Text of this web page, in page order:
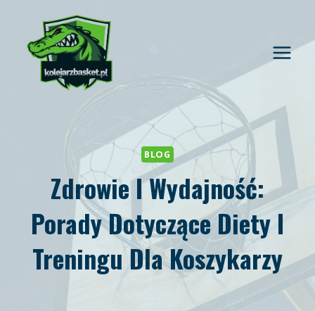
treści
BLOG
Zdrowie I Wydajność:
Porady Dotyczące Diety I
Treningu Dla Koszykarzy